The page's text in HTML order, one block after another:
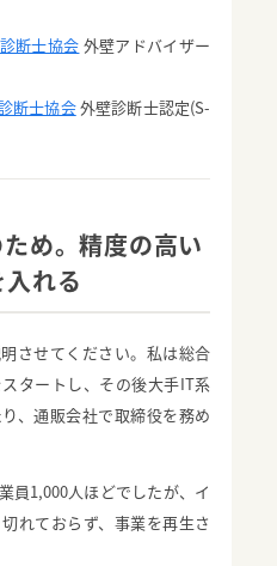
断士協会 外壁アドバイザー
断士協会外壁診断士認定(S-
め。精度の高い
れる
させてください。私は総合
タートし、その後大手IT系
、通販会社で取締役を務め
員1,000人ほどでしたが、イ
れておらず、事業を再生さ